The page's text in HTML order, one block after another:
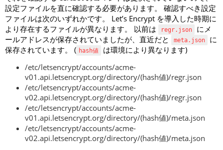
設定ファイルを直に確認する必要があります。 確認すべき設定
ファイルは次のいずれかです。 Let’s Encrypt を導入した時期に
より存在するファイルが異なります。 以前は
regr.json
にメ
ールアドレスが保存されていましたが、直近だと
meta.json
に
保存されています。 ( hash値
は環境により異なります)
/etc/letsencrypt/accounts/acme-
v01.api.letsencrypt.org/directory/(hash値)/regr.json
/etc/letsencrypt/accounts/acme-
v02.api.letsencrypt.org/directory/(hash値)/regr.json
/etc/letsencrypt/accounts/acme-
v01.api.letsencrypt.org/directory/(hash値)/meta.json
/etc/letsencrypt/accounts/acme-
v02.api.letsencrypt.org/directory/(hash値)/meta.json